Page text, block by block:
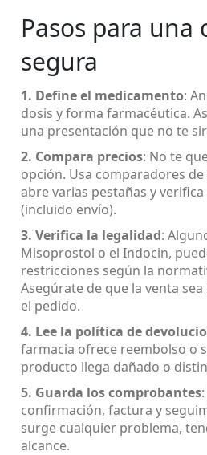
Pasos para una
segura
1. Define el medicamento:
dosis y forma farmacéutica.
una presentación que no te
2. Compara precios: No te
opción. Usa comparadores
abre varias pestañas y
(incluido envío).
3. Verifica la legalidad:
Misoprostol o el Indocin,
restricciones según la
Asegúrate de que la venta
el pedido.
4. Lee la política de
farmacia ofrece reembolso o
producto llega dañado o
5. Guarda los comprobantes
confirmación, factura y
surge cualquier problema,
alcance.